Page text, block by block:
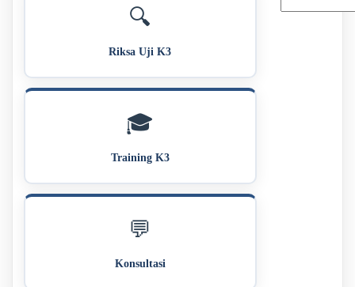
🔍
Riksa Uji K3
🎓
Training K3
💬
Konsultasi